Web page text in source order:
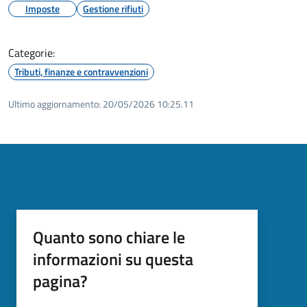
Imposte Gestione rifiuti
Categorie:
Tributi, finanze e contravvenzioni
Ultimo aggiornamento: 20/05/2026 10:25.11
Quanto sono chiare le
informazioni su questa
pagina?